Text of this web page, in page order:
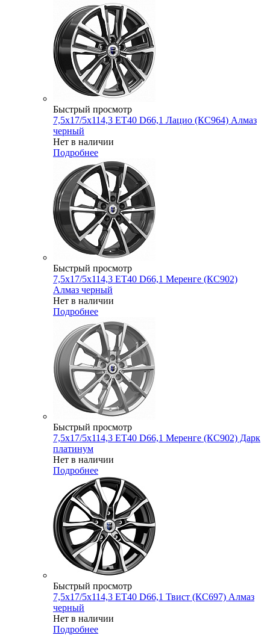
Быстрый просмотр
7,5x17/5x114,3 ET40 D66,1 Лацио (КС964) Алмаз
черный
Нет в наличии
Подробнее
Быстрый просмотр
7,5x17/5x114,3 ET40 D66,1 Меренге (КС902)
Алмаз черный
Нет в наличии
Подробнее
Быстрый просмотр
7,5x17/5x114,3 ET40 D66,1 Меренге (КС902) Дарк
платинум
Нет в наличии
Подробнее
Быстрый просмотр
7,5x17/5x114,3 ET40 D66,1 Твист (КС697) Алмаз
черный
Нет в наличии
Подробнее